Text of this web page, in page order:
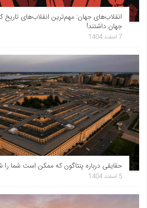
انقلاب‌های جهان: مهم‌ترین انقلاب‌های تاریخ
جهان داشتند!
7 اسفند 1404
حقایقی درباره پنتاگون که ممکن است شما
5 اسفند 1404